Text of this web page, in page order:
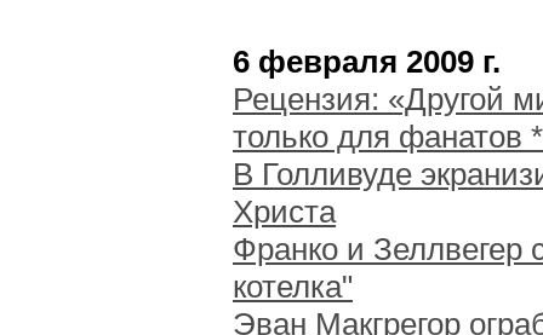
6 февраля 2009 г.
Рецензия: «Другой
только для фанатов
В Голливуде
Христа
Франко и Зеллвегер
котелка"
Эван Макгрегор